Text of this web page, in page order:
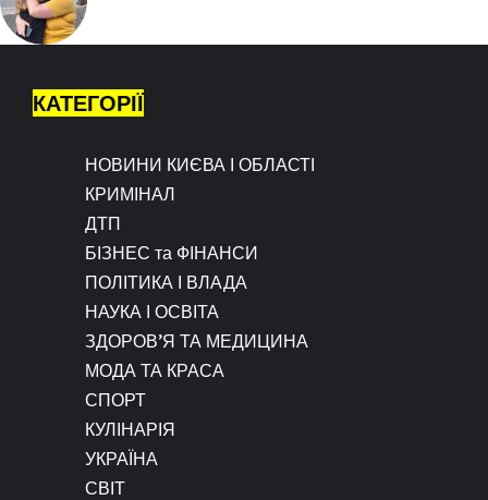
КАТЕГОРІЇ
НОВИНИ КИЄВА І ОБЛАСТІ
КРИМІНАЛ
ДТП
БІЗНЕС та ФІНАНСИ
ПОЛІТИКА І ВЛАДА
НАУКА І ОСВІТА
ЗДОРОВ’Я ТА МЕДИЦИНА
МОДА ТА КРАСА
СПОРТ
КУЛІНАРІЯ
УКРАЇНА
СВІТ